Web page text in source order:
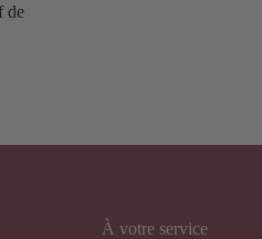
de
À votre service